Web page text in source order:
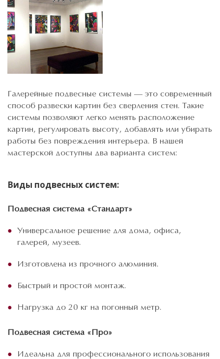
Галерейные подвесные системы — это современный
способ развески картин без сверления стен. Такие
системы позволяют легко менять расположение
картин, регулировать высоту, добавлять или убирать
работы без повреждения интерьера. В нашей
мастерской доступны два варианта систем:
Виды подвесных систем:
Подвесная система «Стандарт»
Универсальное решение для дома, офиса,
галерей, музеев.
Изготовлена из прочного алюминия.
Быстрый и простой монтаж.
Нагрузка до 20 кг на погонный метр.
Подвесная система «Про»
Идеальна для профессионального использования